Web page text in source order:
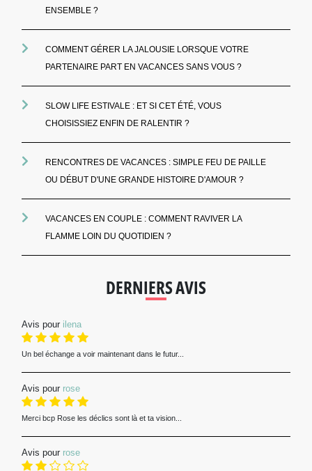
ENSEMBLE ?
COMMENT GÉRER LA JALOUSIE LORSQUE VOTRE
PARTENAIRE PART EN VACANCES SANS VOUS ?
SLOW LIFE ESTIVALE : ET SI CET ÉTÉ, VOUS
CHOISISSIEZ ENFIN DE RALENTIR ?
RENCONTRES DE VACANCES : SIMPLE FEU DE PAILLE
OU DÉBUT D'UNE GRANDE HISTOIRE D'AMOUR ?
VACANCES EN COUPLE : COMMENT RAVIVER LA
FLAMME LOIN DU QUOTIDIEN ?
DERNIERS AVIS
Avis pour ilena
Un bel échange a voir maintenant dans le futur...
Avis pour rose
Merci bcp Rose les déclics sont là et ta vision...
Avis pour rose